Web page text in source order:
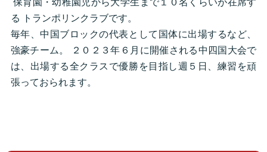
保育園・幼稚園児から大学生まで１０名くらいが在席す
る トランポリンクラブです。
毎年、中国ブロックの代表として国体に出場するなど、
強豪チーム。 ２０２３年６月に開催される中四国大会で
は、出場する全クラスで優勝を目指し週５日、練習を頑
張っておられます。